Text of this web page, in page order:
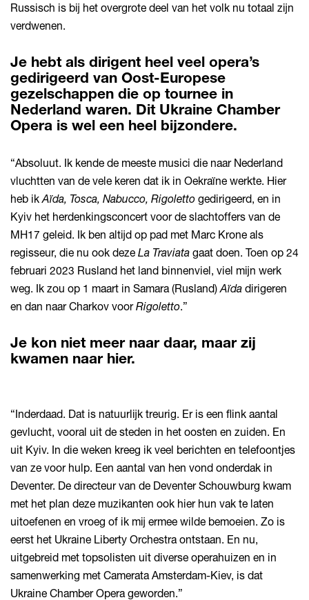
Russisch is bij het overgrote deel van het volk nu totaal zijn
verdwenen.
Je hebt als dirigent heel veel opera’s
gedirigeerd van Oost-Europese
gezelschappen die op tournee in
Nederland waren. Dit Ukraine Chamber
Opera is wel een heel bijzondere.
“Absoluut. Ik kende de meeste musici die naar Nederland
vluchtten van de vele keren dat ik in Oekraïne werkte. Hier
heb ik Aïda, Tosca, Nabucco, Rigoletto gedirigeerd, en in
Kyiv het herdenkingsconcert voor de slachtoffers van de
MH17 geleid. Ik ben altijd op pad met Marc Krone als
regisseur, die nu ook deze La Traviata gaat doen. Toen op 24
februari 2023 Rusland het land binnenviel, viel mijn werk
weg. Ik zou op 1 maart in Samara (Rusland) Aïda dirigeren
en dan naar Charkov voorRigoletto.”
Je kon niet meer naar daar, maar zij
kwamen naar hier.
“Inderdaad. Dat is natuurlijk treurig. Er is een flink aantal
gevlucht, vooral uit de steden in het oosten en zuiden. En
uit Kyiv. In die weken kreeg ik veel berichten en telefoontjes
van ze voor hulp. Een aantal van hen vond onderdak in
Deventer. De directeur van de Deventer Schouwburg kwam
met het plan deze muzikanten ook hier hun vak te laten
uitoefenen en vroeg of ik mij ermee wilde bemoeien. Zo is
eerst het Ukraine Liberty Orchestra ontstaan. En nu,
uitgebreid met topsolisten uit diverse operahuizen en in
samenwerking met Camerata Amsterdam-Kiev, is dat
Ukraine Chamber Opera geworden.”